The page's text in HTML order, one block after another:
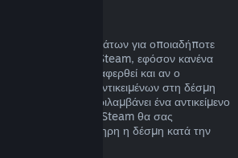
επιστροφή χρημάτων για οποιαδήποτε
το Κατάστημα Steam, εφόσον κανένα
δέσμης δεν έχει μεταφερθεί και αν ο
όλων των αντικειμένων στη δέσμη
Αν μια δέσμη περιλαμβάνει ένα αντικείμενο
επιστρέφεται, το Steam θα σας
επιστραφεί ολόκληρη η δέσμη κατά την